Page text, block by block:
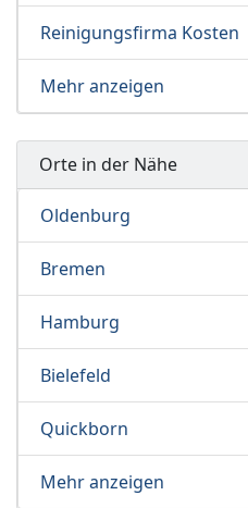
Reinigungsfirma Kosten
Mehr anzeigen
Orte in der Nähe
Oldenburg
Bremen
Hamburg
Bielefeld
Quickborn
Mehr anzeigen